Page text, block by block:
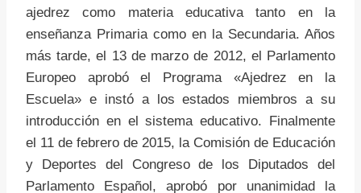
ajedrez como materia educativa tanto en la
enseñanza Primaria como en la Secundaria. Años
más tarde, el 13 de marzo de 2012, el Parlamento
Europeo aprobó el Programa «Ajedrez en la
Escuela» e instó a los estados miembros a su
introducción en el sistema educativo. Finalmente
el 11 de febrero de 2015, la Comisión de Educación
y Deportes del Congreso de los Diputados del
Parlamento Español, aprobó por unanimidad la